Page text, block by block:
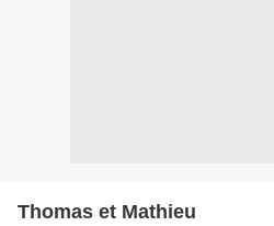
Thomas et Mathieu